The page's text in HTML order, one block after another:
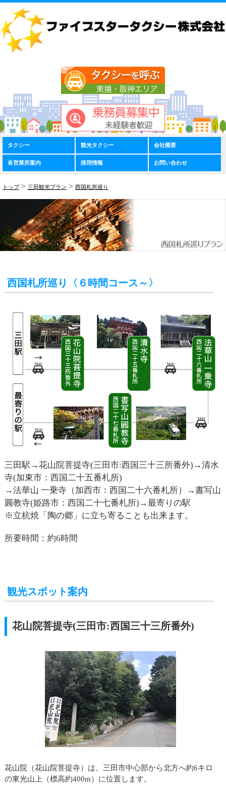
タクシー 観光タクシー 会社概要
各営業所案内 採用情報 お問い合わせ
トップ> 三田観光プラン > 西国札所巡り
西国札所巡り〈６時間コース～〉
三田駅→花山院菩提寺(三田市:西国三十三所番外)→清水
寺(加東市：西国二十五番札所)
→法華山 一乗寺（加西市：西国二十六番札所）→書写山
圓教寺(姫路市：西国二十七番札所)→最寄りの駅
※立杭焼「陶の郷」に立ち寄ることも出来ます。
所要時間：約6時間
観光スポット案内
花山院菩提寺(三田市:西国三十三所番外)
花山院（花山院菩提寺）は、三田市中心部から北方へ約6キロ
の東光山上（標高約400m）に位置します。